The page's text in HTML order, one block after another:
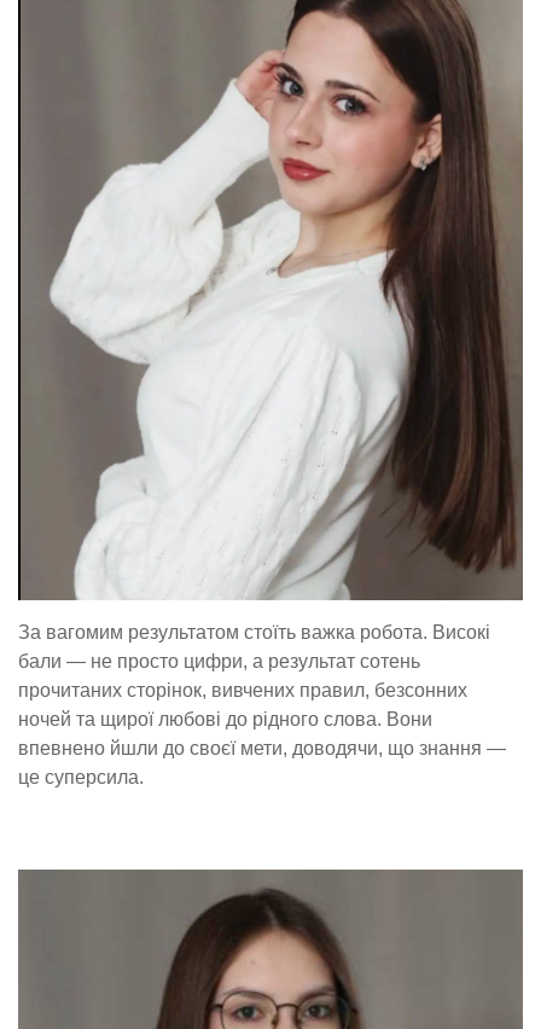
За вагомим результатом стоїть важка робота. Високі
бали — не просто цифри, а результат сотень
прочитаних сторінок, вивчених правил, безсонних
ночей та щирої любові до рідного слова. Вони
впевнено йшли до своєї мети, доводячи, що знання —
це суперсила.